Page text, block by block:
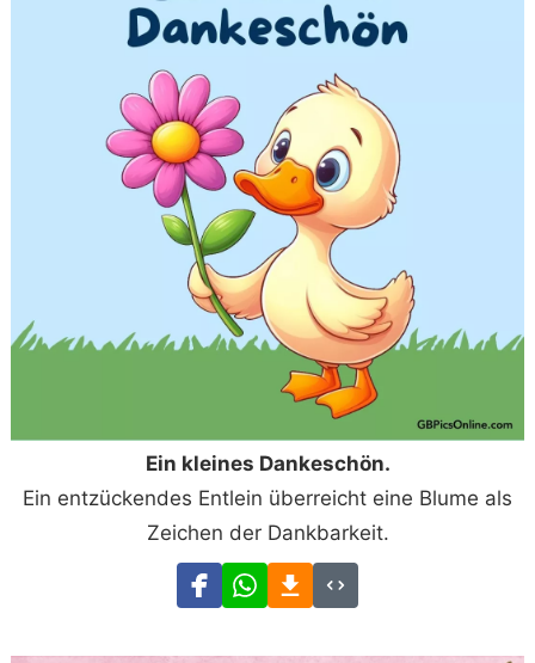
Ein kleines Dankeschön.
Ein entzückendes Entlein überreicht eine Blume als
Zeichen der Dankbarkeit.